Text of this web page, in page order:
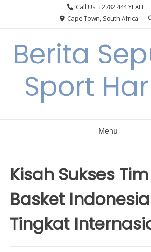
Call Us: +2782 444 YEAH
Cape Town, South Africa
Berita
Sport
Menu
Kisah Sukses Tim
Basket
Tingkat